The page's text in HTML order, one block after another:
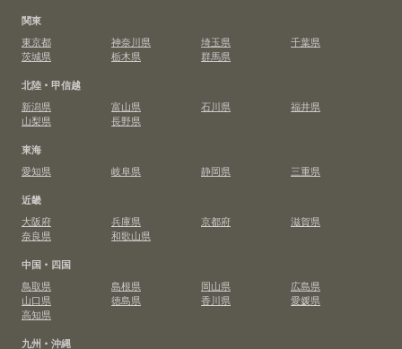
関東
東京都
神奈川県 埼玉県
千葉県
茨城県
栃木県
群馬県
北陸・甲信越
新潟県
富山県 石川県
福井県
山梨県
長野県
東海
愛知県
岐阜県 静岡県
三重県
近畿
大阪府
兵庫県 京都府
滋賀県
奈良県
和歌山県
中国・四国
鳥取県
島根県 岡山県
広島県
山口県
徳島県 香川県
愛媛県
高知県
九州・沖縄